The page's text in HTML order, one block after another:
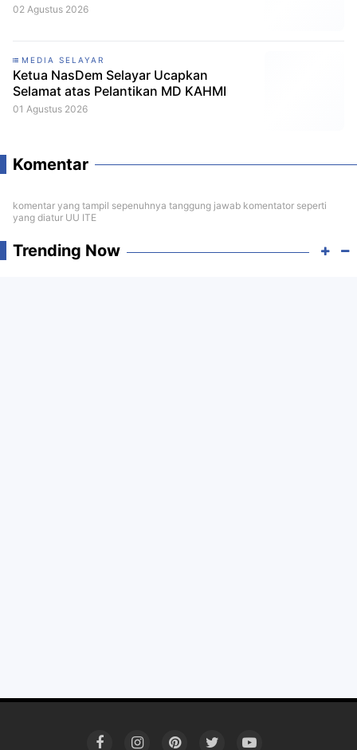
02 Agustus 2026
MEDIA SELAYAR
Ketua NasDem Selayar Ucapkan
Selamat atas Pelantikan MD KAHMI
01 Agustus 2026
Komentar
komentar yang tampil sepenuhnya tanggung jawab komentator seperti
yang diatur UU ITE
Trending Now